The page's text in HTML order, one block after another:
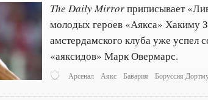
The Daily Mirrorприписывает
молодых героев «Аякса» Хакиму
амстердамского клуба уже успел
«аяксидов» Марк Овермарс.
Арсенал Аякс Бавария Боруссия